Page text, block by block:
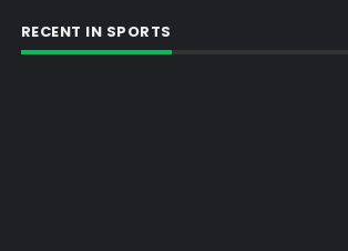
RECENT IN SPORTS